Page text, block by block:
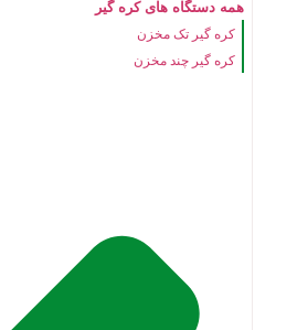
همه دستگاه های کره گیر
کره گیر تک مخزن
کره گیر چند مخزن